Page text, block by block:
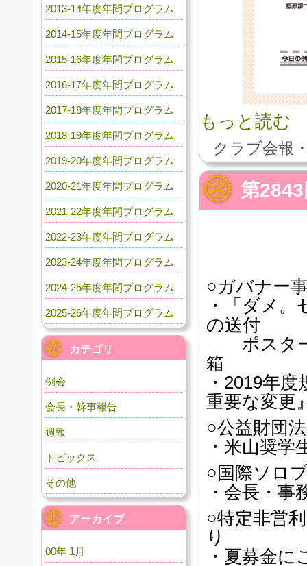
もっと読む
クラブ会報
第
○ガバナー
・「ダメ
の送付
ポスタ
箱
・2019年
重要な変更
○公益財団
・米山奨
○国際ソロ
・会長・事
○特定非営
り
・夏募金に
2013-14年度年間プログラム
2014-15年度年間プログラム
2015-16年度年間プログラム
2016-17年度年間プログラム
2017-18年度年間プログラム
2018-19年度年間プログラム
2019-20年度年間プログラム
2020-21年度年間プログラム
2021-22年度年間プログラム
2022-23年度年間プログラム
2023-24年度年間プログラム
2024-25年度年間プログラム
2025-26年度年間プログラム
カテゴリ
例会
会長・幹事報告
週報
トピックス
その他
アーカイブ
00年 1月